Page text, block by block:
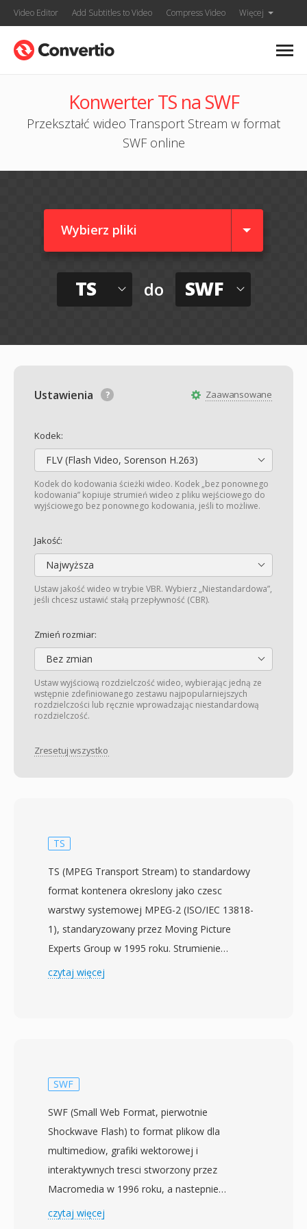
Video Editor Add Subtitles to Video Compress Video Więcej
Konwerter TS na SWF
Przekształć wideo Transport Stream w format
SWF online
Wybierz pliki
TS do SWF
Zaawansowane
Ustawienia
Kodek:
FLV (Flash Video, Sorenson H.263)
Kodek do kodowania ścieżki wideo. Kodek „bez ponownego
kodowania” kopiuje strumień wideo z pliku wejściowego do
wyjściowego bez ponownego kodowania, jeśli to możliwe.
Jakość:
Najwyższa
Ustaw jakość wideo w trybie VBR. Wybierz „Niestandardowa”,
jeśli chcesz ustawić stałą przepływność (CBR).
Zmień rozmiar:
Bez zmian
Ustaw wyjściową rozdzielczość wideo, wybierając jedną ze
wstępnie zdefiniowanego zestawu najpopularniejszych
rozdzielczości lub ręcznie wprowadzając niestandardową
rozdzielczość.
Zresetuj wszystko
TS
TS (MPEG Transport Stream) to standardowy
format kontenera okreslony jako czesc
warstwy systemowej MPEG-2 (ISO/IEC 13818-
1), standaryzowany przez Moving Picture
Experts Group w 1995 roku. Strumienie
transportowe sa zaprojektowane dla
stalym rozmiarze 188 bajtow, z ktorych kazdy
informacje o synchronizacji, wskazaniu bledu i
identyfikacji strumienia. Ta struktura pakietowa
umozliwia odbiorcom szybka resynchronizacje
po przerwach w sygnale — krytyczna zdolnosc
dla dostarczania nadawczego w czasie
rzeczywistym, odrózniajaca strumienie
czytaj więcej
SWF
SWF (Small Web Format, pierwotnie
Shockwave Flash) to format plikow dla
multimediow, grafiki wektorowej i
interaktywnych tresci stworzony przez
Macromedia w 1996 roku, a nastepnie
rozwijany przez Adobe Systems po przejueciu
czytaj więcej